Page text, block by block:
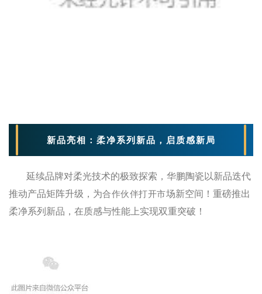
新品亮相：柔净系列新品，启质感新局
延续品牌对柔光技术的极致探索， 华鹏陶瓷以新品迭代
推动产品矩阵升级，为合作伙伴打开市场新空间 ！重磅推出
柔净系列新品，在质感与性能上实现双重突破！